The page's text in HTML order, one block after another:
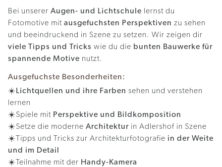
Bei unserer Augen- und Lichtschule lernst du
Fotomotive mit ausgefuchsten Perspektiven zu sehen
und beeindruckend in Szene zu setzen. Wir zeigen dir
viele Tipps und Tricks wie du die bunten Bauwerke für
spannende Motive nutzt.
Ausgefuchste Besonderheiten:
☀️Lichtquellen und ihre Farben sehen und verstehen
lernen
☀️Spiele mit Perspektive und Bildkomposition
☀️Setze die moderne Architektur in Adlershof in Szene
☀️Tipps und Tricks zur Architekturfotografie in der Weite
und im Detail
☀️Teilnahme mit der Handy-Kamera